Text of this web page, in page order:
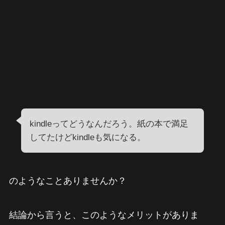
kindleってどうなんだろう。紙の本で満足
してたけどkindleも気になる。
のようなことありませんか？
結論から言うと、このようなメリットがありま